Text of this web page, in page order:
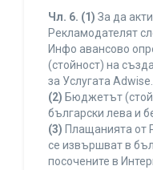
Чл. 6. (1) За да
Рекламодателят
Инфо авансово
(стойност) на
за Услугата Adwise.
(2) Бюджетът
български лева и
(3) Плащанията от
се извършват в
посочените в